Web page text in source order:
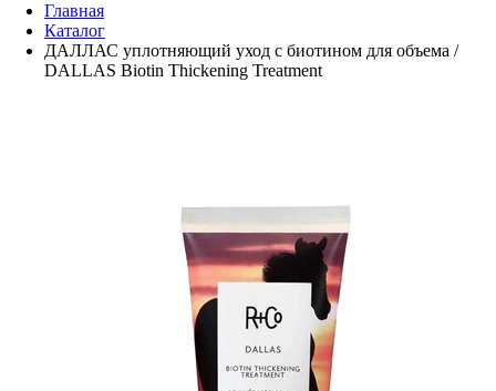
Главная
Каталог
ДАЛЛАС уплотняющий уход с биотином для объема /
DALLAS Biotin Thickening Treatment